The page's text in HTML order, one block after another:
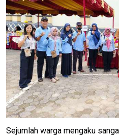
Sejumlah warga mengaku